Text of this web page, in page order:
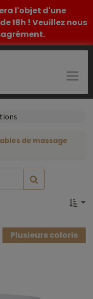
l'objet d'une
18h ! Veuillez nous
de massage
Plusieurs coloris